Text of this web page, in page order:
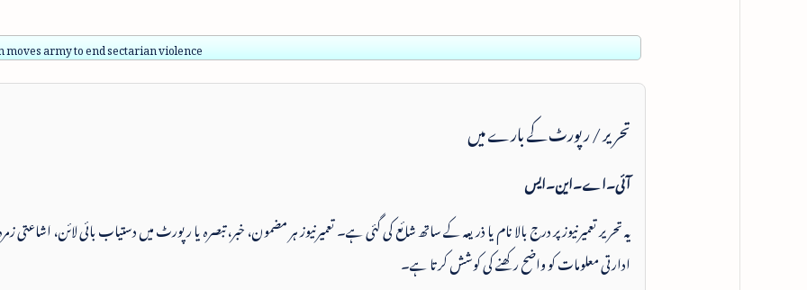
moves army to end sectarian violence
تحریر / رپورٹ کے بارے میں
آئی۔اے۔این۔ایس
یہ تحریر تعمیرنیوز پر درج بالا نام یا ذریعہ کے ساتھ شائع کی گئی ہے۔ تعمیرنیوز ہر مضمون، خبر، تبصرہ یا رپورٹ میں دستیاب بائی لائن، اشاعتی
ادارتی معلومات کو واضح رکھنے کی کوشش کرتا ہے۔